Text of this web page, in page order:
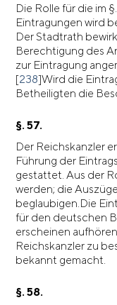
Die Rolle für die im
Eintragungen wird
Der Stadtrath
Berechtigung des
zur Eintragung
[238]Wird die
Betheiligten die
§. 57.
Der Reichskanzler
Führung der
gestattet. Aus der
werden; die
beglaubigen.Die
für den deutschen
erscheinen
Reichskanzler zu
bekannt gemacht.
§. 58.